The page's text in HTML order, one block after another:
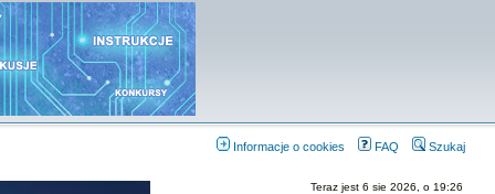
Informacje o cookies FAQ Szukaj
Teraz jest 6 sie 2026, o 19:26